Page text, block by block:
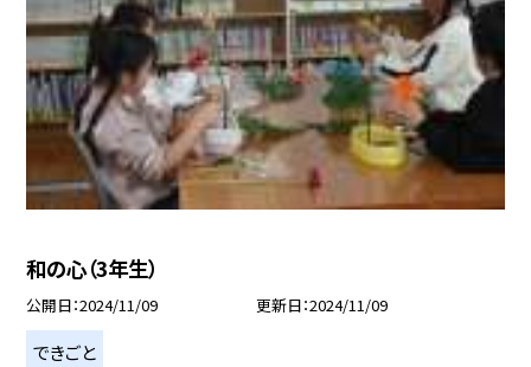
和の心（3年生）
公開日 2024/11/09 更新日 2024/11/09
できごと